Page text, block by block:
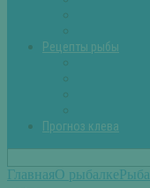
Рецепты рыбы
Прогноз клева
ГлавнаяО рыбалкеРыба